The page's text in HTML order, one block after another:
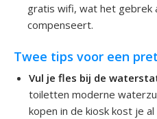
gratis wifi, wat het gebrek
compenseert.
Twee tips voor een
Vul je fles bij de
toiletten moderne
kopen in de kiosk kost je